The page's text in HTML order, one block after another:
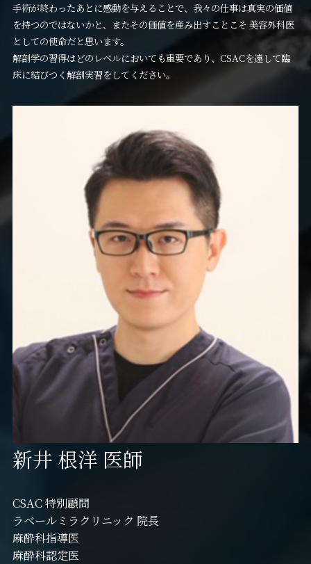
手術が終わったあとに感動を与えることで、我々の仕事は真実の価値
を持つのではないかと、またその価値を産み出すことこそ 美容外科医
としての使命だと思います。
解剖学の習得はどのレベルにおいても重要であり、CSACを遠して臨
床に結びつく解剖実習をしてください。
新井 根洋 医師
CSAC 特別顧問
ラベールミラクリニック 院長
麻酔科指導医
麻酔科認定医